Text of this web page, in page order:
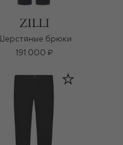
Шерстяные брюки
191 000 ₽